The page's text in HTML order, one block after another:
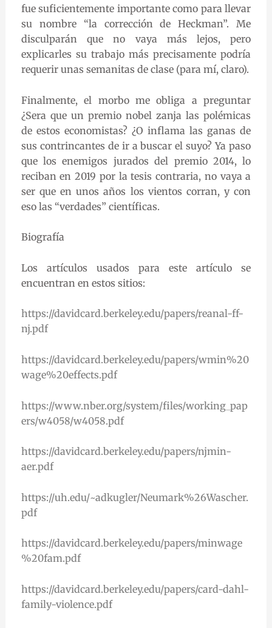
fue suficientemente importante como para llevar
su nombre “la corrección de Heckman”. Me
disculparán que no vaya más lejos, pero
explicarles su trabajo más precisamente podría
requerir unas semanitas de clase (para mí, claro).
Finalmente, el morbo me obliga a preguntar
¿Sera que un premio nobel zanja las polémicas
de estos economistas? ¿O inflama las ganas de
sus contrincantes de ir a buscar el suyo? Ya paso
que los enemigos jurados del premio 2014, lo
reciban en 2019 por la tesis contraria, no vaya a
ser que en unos años los vientos corran, y con
eso las “verdades” científicas.
Biografía
Los artículos usados para este artículo se
encuentran en estos sitios:
https://davidcard.berkeley.edu/papers/reanal-ff-
nj.pdf
https://davidcard.berkeley.edu/papers/wmin%20
wage%20effects.pdf
https://www.nber.org/system/files/working_pap
ers/w4058/w4058.pdf
https://davidcard.berkeley.edu/papers/njmin-
aer.pdf
https://uh.edu/~adkugler/Neumark%26Wascher.
pdf
https://davidcard.berkeley.edu/papers/minwage
%20fam.pdf
https://davidcard.berkeley.edu/papers/card-dahl-
family-violence.pdf